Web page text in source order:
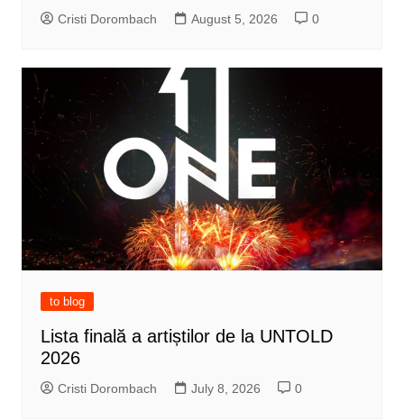
Cristi Dorombach August 5, 2026 0
to blog
Lista finală a artiștilor de la UNTOLD
2026
Cristi Dorombach July 8, 2026 0